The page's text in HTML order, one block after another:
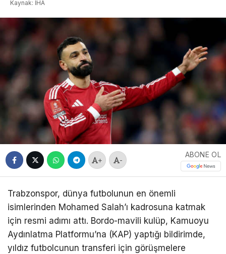
Kaynak: İHA
+ -
ABONE OL
Trabzonspor, dünya futbolunun en önemli
isimlerinden Mohamed Salah’ı kadrosuna katmak
için resmi adımı attı. Bordo-mavili kulüp, Kamuoyu
Aydınlatma Platformu’na (KAP) yaptığı bildirimde,
yıldız futbolcunun transferi için görüşmelere